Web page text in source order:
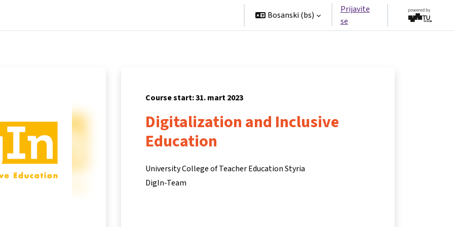
Bosanski ‎(bs)‎
Prijavite
se
Course start: 31. mart 2023
Digitalization and Inclusive
Education
University College of Teacher Education Styria
DigIn-Team